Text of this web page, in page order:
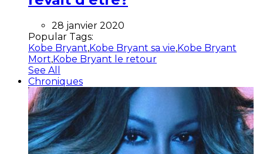
28 janvier 2020
Popular Tags:
Kobe Bryant,Kobe Bryant sa vie,Kobe Bryant
Mort,Kobe Bryant le retour
See All
Chroniques